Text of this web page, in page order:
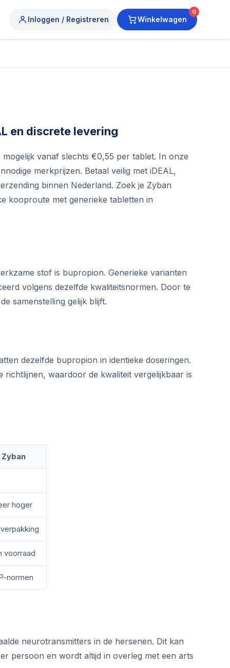
Inloggen / Registreren Winkelwagen
0
en discrete levering
vanaf slechts €0,55 per tablet. In onze
merkprijzen. Betaal veilig met iDEAL,
binnen Nederland. Zoek je Zyban
kooproute met generieke tabletten in
stof is bupropion. Generieke varianten
volgens dezelfde kwaliteitsnormen. Door te
samenstelling gelijk blijft.
dezelfde bupropion in identieke doseringen.
waardoor de kwaliteit vergelijkbaar is
hoger
voorraad
normen
neurotransmitters in de hersenen. Dit kan
persoon en wordt altijd in overleg met een arts